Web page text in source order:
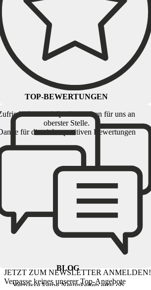
TOP-BEWERTUNGEN
und Qualität stehen für uns an
oberster Stelle.
für die vielen positiven Bewertungen
BLOG
Verpasse keine Neuigkeiten egal ob
JETZT ZUM NEWSLETTER ANMELDEN!
Verpasse keines unserer Top-Angebote